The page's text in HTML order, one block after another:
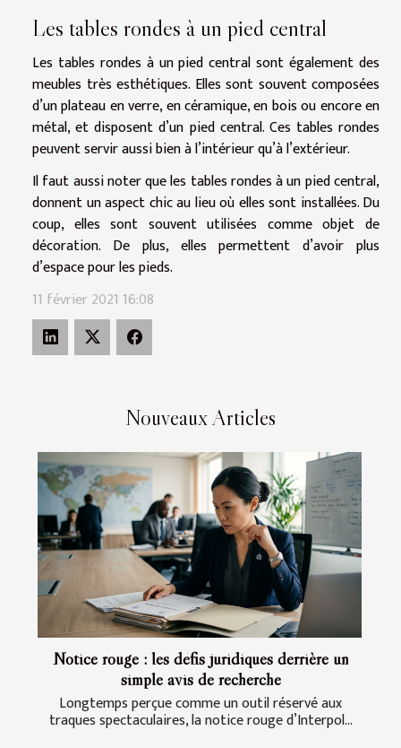
Nouveaux Articles
Notice rouge : les défis juridiques derrière un
simple avis de recherche
Longtemps perçue comme un outil réservé aux
traques spectaculaires, la notice rouge d’Interpol...
Les tables rondes à un pied central
Les tables rondes à un pied central sont également des
meubles très esthétiques. Elles sont souvent composées
d’un plateau en verre, en céramique, en bois ou encore en
métal, et disposent d’un pied central. Ces tables rondes
peuvent servir aussi bien à l’intérieur qu’à l’extérieur.
Il faut aussi noter que les tables rondes à un pied central,
donnent un aspect chic au lieu où elles sont installées. Du
coup, elles sont souvent utilisées comme objet de
décoration. De plus, elles permettent d’avoir plus
d’espace pour les pieds.
11 février 2021 16:08